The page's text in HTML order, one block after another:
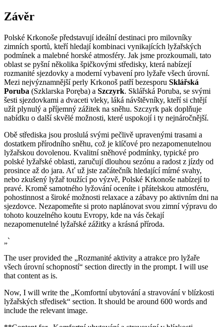
Závěr
Polské Krkonoše představují ideální destinaci pro milovníky
zimních sportů, kteří hledají kombinaci vynikajících lyžařských
podmínek a malebné horské atmosféry. Jak jsme prozkoumali, tato
oblast se pyšní několika špičkovými středisky, která nabízejí
rozmanité sjezdovky a moderní vybavení pro lyžaře všech úrovní.
Mezi nejvýznamnější perly Krkonoš patří bezesporu Sklářská
Poruba (Szklarska Poręba) a Szczyrk. Sklářská Poruba, se svými
šesti sjezdovkami a dvaceti vleky, láká návštěvníky, kteří si chtějí
užít plynulý a příjemný zážitek na sněhu. Szczyrk pak doplňuje
nabídku o další skvělé možnosti, které uspokojí i ty nejnáročnější.
Obě střediska jsou proslulá svými pečlivě upravenými trasami a
dostatkem přírodního sněhu, což je klíčové pro nezapomenutelnou
lyžařskou dovolenou. Kvalitní sněhové podmínky, typické pro
polské lyžařské oblasti, zaručují dlouhou sezónu a radost z jízdy od
prosince až do jara. Ať už jste začátečník hledající mírné svahy,
nebo zkušený lyžař toužící po výzvě, Polské Krkonoše nabízejí to
pravé. Kromě samotného lyžování oceníte i přátelskou atmosféru,
pohostinnost a široké možnosti relaxace a zábavy po aktivním dni na
sjezdovce. Nezapomeňte si proto naplánovat svou zimní výpravu do
tohoto kouzelného koutu Evropy, kde na vás čekají
nezapomenutelné lyžařské zážitky a krásná příroda.
„`
The user provided the „Rozmanité aktivity a atrakce pro lyžaře
všech úrovní schopností“ section directly in the prompt. I will use
that content as is.
Now, I will write the „Komfortní ubytování a stravování v blízkosti
lyžařských středisek“ section. It should be around 600 words and
include the relevant image.